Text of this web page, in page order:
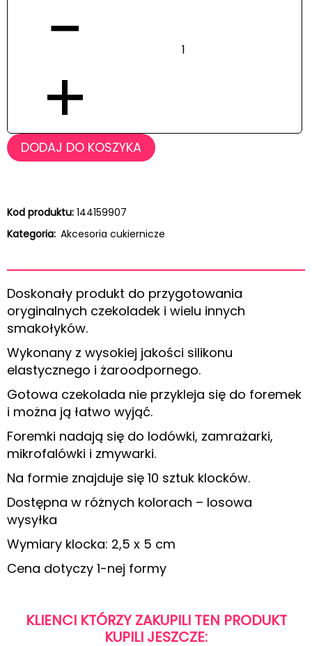
−
+
DODAJ DO KOSZYKA
Kod produktu: 144159907
Kategoria: Akcesoria cukiernicze
Doskonały produkt do przygotowania
oryginalnych czekoladek i wielu innych
smakołyków.
Wykonany z wysokiej jakości silikonu
elastycznego i żaroodpornego.
Gotowa czekolada nie przykleja się do foremek
i można ją łatwo wyjąć.
Foremki nadają się do lodówki, zamrażarki,
mikrofalówki i zmywarki.
Na formie znajduje się 10 sztuk klocków.
Dostępna w różnych kolorach – losowa
wysyłka
Wymiary klocka: 2,5 x 5 cm
Cena dotyczy 1-nej formy
KLIENCI KTÓRZY ZAKUPILI TEN PRODUKT
KUPILI JESZCZE: